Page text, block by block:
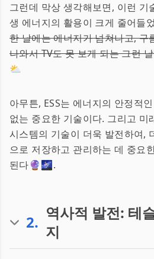
그런데 막상 생각해보면, 이런 기
생 에너지의 활용이 크게 줄어들
한 날에는 에너지가 넘쳐나고, 구
나와서 TV도 못 보게 되는 그런
⛅️
아무튼, ESS는 에너지의 안정적
없는 중요한 기술이다. 그리고 미
시스템의 기술이 더욱 발전하여,
으로 저장하고 관리하는 데 중요
된다🔮🌌.
2. 역사적 발전: 테
지